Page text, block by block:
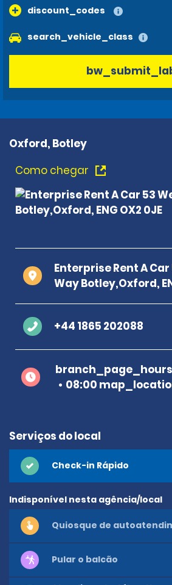
discount_codes
search_vehicle_class
Oxford, Botley
Como chegar
Enterprise Rent A
Way Botley,Oxford,
+44 1865 202088
08:00
Serviços do local
Check-in Rápido
Indisponível nesta agência/local
Quiosque de
Pular o balcão